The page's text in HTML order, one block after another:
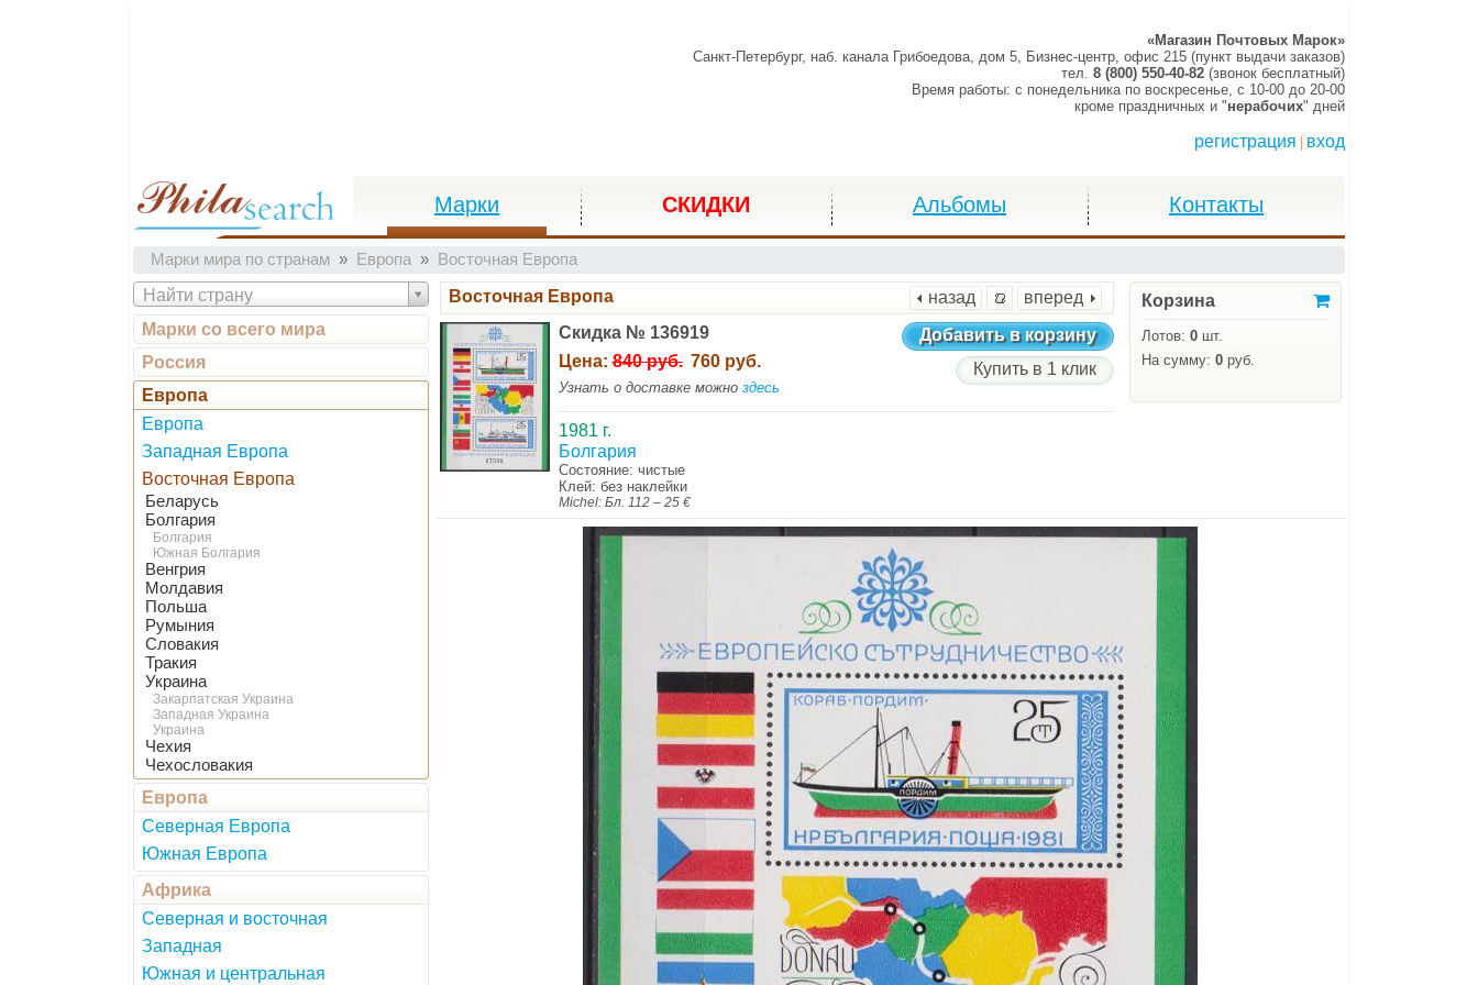
«Магазин Почтовых Марок»
Санкт-Петербург, наб. канала Грибоедова, дом 5, Бизнес-центр, офис 215 (пункт выдачи заказов)
тел. 8 (800) 550-40-82 (звонок бесплатный)
Время работы: c понедельника по воскресенье, c 10-00 до 20-00
кроме праздничных и "нерабочих" дней
регистрация вход
Марки СКИДКИ Альбомы Контакты
Марки мира по странам Европа Восточная Европа
Найти страну
Марки со всего мира
Россия
Европа
Европа
Западная Европа
Восточная Европа
Беларусь
Болгария
Болгария
Южная Болгария
Венгрия
Молдавия
Польша
Румыния
Словакия
Тракия
Украина
Закарпатская Украина
Западная Украина
Украина
Чехия
Чехословакия
Европа
Северная Европа
Южная Европа
Африка
Северная и восточная
Западная
Южная и центральная
Корзина
Лотов:0 шт.
На сумму:0 руб.
назад вперед
Восточная Европа
Скидка № 136919
Цена:840 руб. 760 руб.
Узнать о доставке можно здесь
Добавить в корзину
Купить в 1 клик
1981 г.
Болгария
Состояние: чистые
Клей: без наклейки
Michel: Бл. 112 – 25 €